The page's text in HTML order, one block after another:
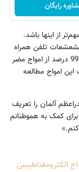
رایگان
از اینها باشد.
تلفن همراه
بود و طبیعتا بخاطر اختراعش، کیفی که 9999/99 درصد از امواج مضر
این امواج مطالعه
دانشمند به صدراعظم آلمان را تعریف
کمک به هموطنانم
الکترومغناطیسی